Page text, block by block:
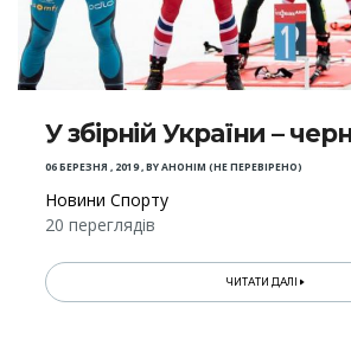
У збірній України –
06 БЕРЕЗНЯ , 2019,BYАНОНІМ (НЕ ПЕРЕВІРЕНО)
Новини Спорту
20 переглядів
ЧИТАТИ ДАЛІ